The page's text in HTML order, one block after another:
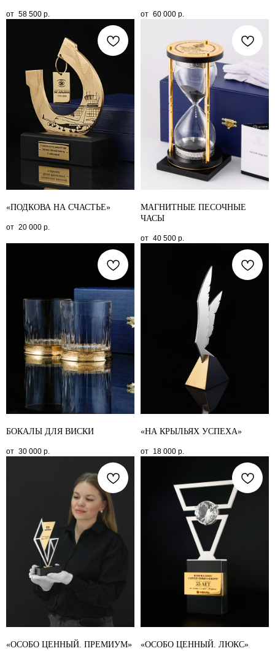
58 500 р. 60 000 р.
«ПОДКОВА НА СЧАСТЬЕ»
20 000 р.
МАГНИТНЫЕ ПЕСОЧНЫЕ
ЧАСЫ
40 500 р.
БОКАЛЫ ДЛЯ ВИСКИ
30 000 р.
«НА КРЫЛЬЯХ УСПЕХА»
18 000 р.
«ОСОБО ЦЕННЫЙ. ПРЕМИУМ» «ОСОБО ЦЕННЫЙ. ЛЮКС»